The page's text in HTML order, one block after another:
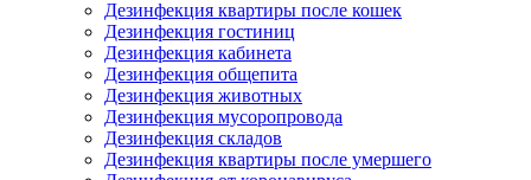
Дезинфекция квартиры после кошек
Дезинфекция гостиниц
Дезинфекция кабинета
Дезинфекция общепита
Дезинфекция животных
Дезинфекция мусоропровода
Дезинфекция складов
Дезинфекция квартиры после умершего